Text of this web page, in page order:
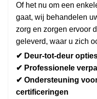
Of het nu om een
gaat, wij behandelen
zorg en zorgen ervoor
geleverd, waar u zich
✔ Deur-tot-deur
✔ Professionele
✔ Ondersteuning
certificeringen